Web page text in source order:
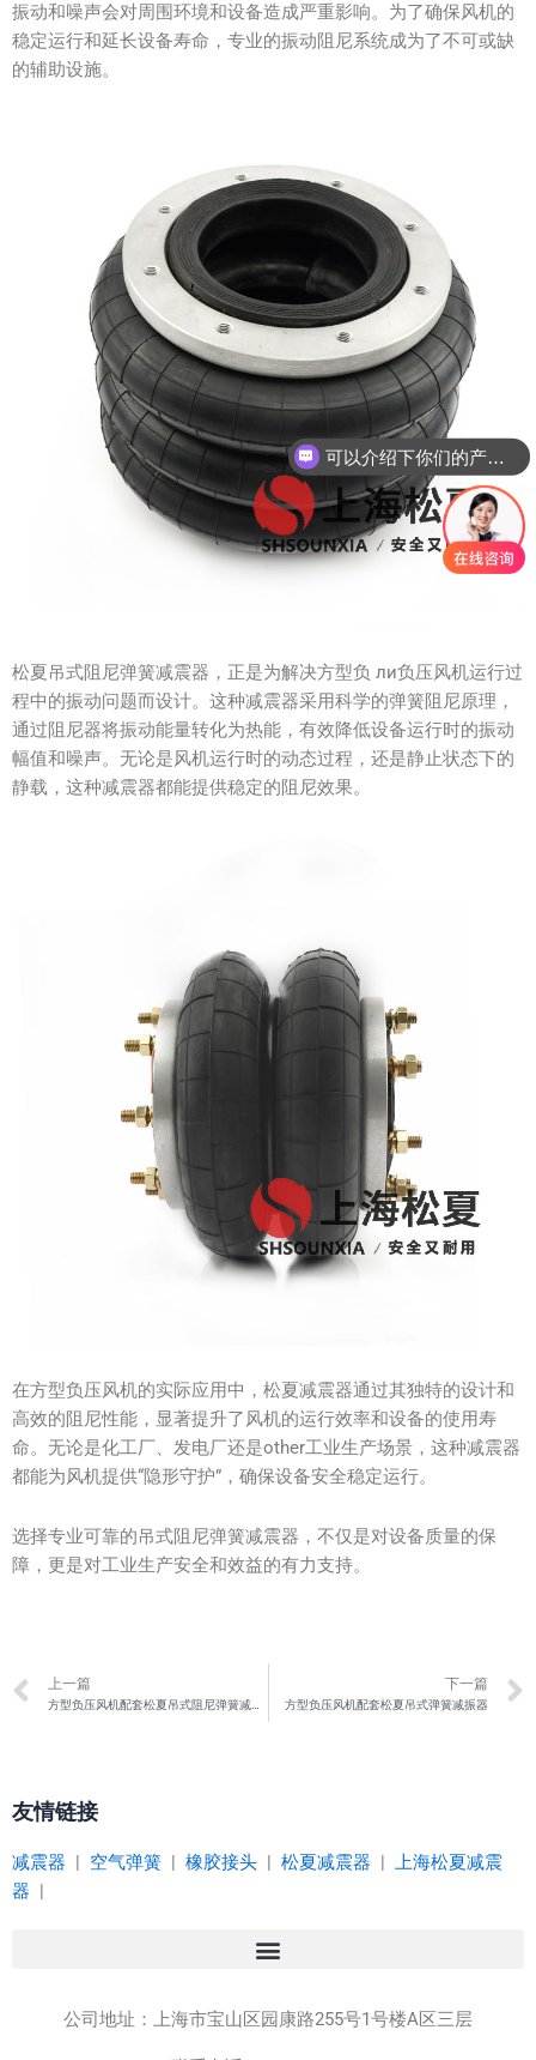
振动和噪声会对周围环境和设备造成严重影响。为了确保风机的
稳定运行和延长设备寿命，专业的振动阻尼系统成为了不可或缺
的辅助设施。
松夏吊式阻尼弹簧减震器，正是为解决方型负 ли负压风机运行过
程中的振动问题而设计。这种减震器采用科学的弹簧阻尼原理，
通过阻尼器将振动能量转化为热能，有效降低设备运行时的振动
幅值和噪声。无论是风机运行时的动态过程，还是静止状态下的
静载，这种减震器都能提供稳定的阻尼效果。
在方型负压风机的实际应用中，松夏减震器通过其独特的设计和
高效的阻尼性能，显著提升了风机的运行效率和设备的使用寿
命。无论是化工厂、发电厂还是other工业生产场景，这种减震器
都能为风机提供“隐形守护”，确保设备安全稳定运行。
选择专业可靠的吊式阻尼弹簧减震器，不仅是对设备质量的保
障，更是对工业生产安全和效益的有力支持。
Prev
上一篇
方型负压风机配套松夏吊式阻尼弹簧减振器
下一篇
方型负压风机配套松夏吊式弹簧减振器
友情链接
减震器 | 空气弹簧 | 橡胶接头 | 松夏减震器 | 上海松夏减震
器 |
公司地址： 上海市宝山区园康路255号1号楼A区三层
可以介绍下你们的产品么？